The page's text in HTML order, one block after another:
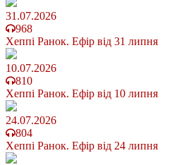
31.07.2026
968
Хеппі Ранок. Ефір від 31 липня
10.07.2026
810
Хеппі Ранок. Ефір від 10 липня
24.07.2026
804
Хеппі Ранок. Ефір від 24 липня